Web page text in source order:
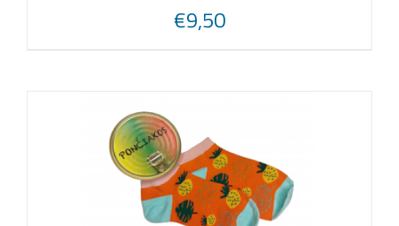
€9,50